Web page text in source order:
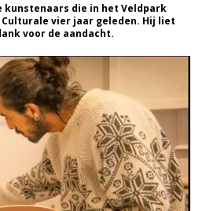
kunstenaars die in het Veldpark
vier jaar geleden. Hij liet
voor de aandacht.